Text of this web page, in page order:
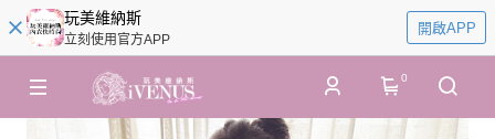
玩美維納斯
立刻使用官方APP
開啟APP
0